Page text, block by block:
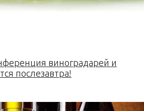
виноградарей и
послезавтра!